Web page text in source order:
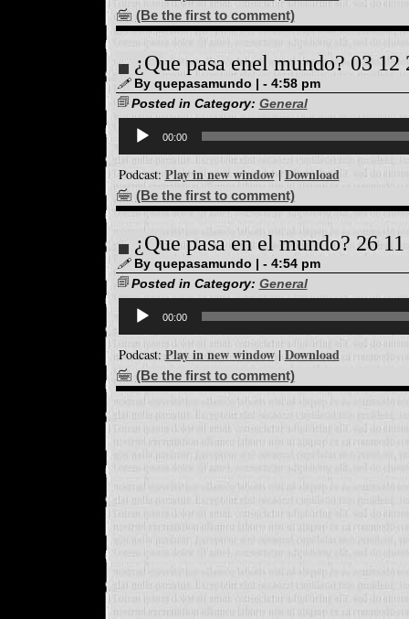
(Be the first to comment)
¿Que pasa enel mundo? 03 12
By quepasamundo | - 4:58 pm
Posted in Category: General
d'àudio
00:00
Podcast: Play in new window| Download
(Be the first to comment)
¿Que pasa en el mundo? 26
By quepasamundo | - 4:54 pm
Posted in Category: General
d'àudio
00:00
Podcast: Play in new window| Download
(Be the first to comment)